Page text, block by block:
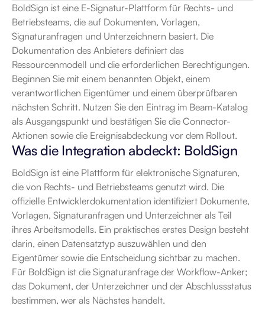
BoldSign ist eine E-Signatur-Plattform für Rechts- und
Betriebsteams, die auf Dokumenten, Vorlagen,
Signaturanfragen und Unterzeichnern basiert. Die
Dokumentation des Anbieters definiert das
Ressourcenmodell und die erforderlichen Berechtigungen.
Beginnen Sie mit einem benannten Objekt, einem
verantwortlichen Eigentümer und einem überprüfbaren
nächsten Schritt. Nutzen Sie den Eintrag im Beam-Katalog
als Ausgangspunkt und bestätigen Sie die Connector-
Aktionen sowie die Ereignisabdeckung vor dem Rollout.
Was die Integration abdeckt: BoldSign
BoldSign ist eine Plattform für elektronische Signaturen,
die von Rechts- und Betriebsteams genutzt wird. Die
offizielle Entwicklerdokumentation identifiziert Dokumente,
Vorlagen, Signaturanfragen und Unterzeichner als Teil
ihres Arbeitsmodells. Ein praktisches erstes Design besteht
darin, einen Datensatztyp auszuwählen und den
Eigentümer sowie die Entscheidung sichtbar zu machen.
Für BoldSign ist die Signaturanfrage der Workflow-Anker;
das Dokument, der Unterzeichner und der Abschlussstatus
bestimmen, wer als Nächstes handelt.